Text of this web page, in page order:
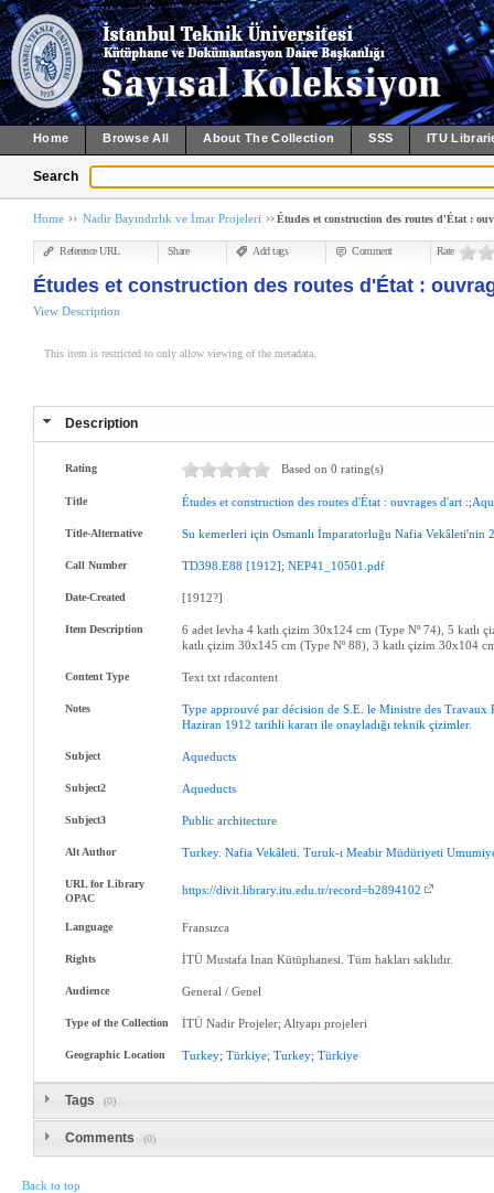
Home Browse All About The Collection SSS ITU
Search
Home Nadir Bayındırlık ve İmar Projeleri Études et construction des routes d'État :
Reference URL Share Add tags Comment Rate
Études et construction des routes d'État :
View Description
This item is restricted to only allow viewing of the metadata.
Description
Rating Based on 0 rating(s)
Title Études et construction des routes d'État :ouvrages d'art
Title-Alternative Su kemerleri için Osmanlı İmparatorluğu Nafia Vekâleti'nin
Call Number TD398.E88 [1912];NEP41_10501.pdf
Date-Created [1912?]
Item Description
6 adet levha 4 katlı çizim 30x124 cm (Type Nº 74), 5 katlı
katlı çizim 30x145 cm (Type Nº 88), 3 katlı çizim 30x104
Content Type Text txt rdacontent
Notes Type approuvé par décision de S.E .le Ministre des Travaux
Haziran 1912 tarihli kararı ile onayladığı teknik çizimler.
Subject Aqueducts
Subject2 Aqueducts
Subject3 Public architecture
Alt Author Turkey.Nafia Vekâleti .Turuk-ı Meabir Müdüriyeti
URL for Library
OPAC
https://divit.library.itu.edu.tr/record=b2894102
Language Fransızca
Rights İTÜ Mustafa Inan Kütüphanesi. Tüm hakları saklıdır.
Audience General / Genel
Type of the Collection İTÜ Nadir Projeler; Altyapı projeleri
Geographic Location Turkey;Türkiye;Turkey;Türkiye
Tags (0)
Comments (0)
Back to top